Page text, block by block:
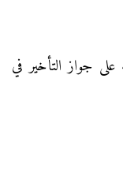
جواز التأخير في